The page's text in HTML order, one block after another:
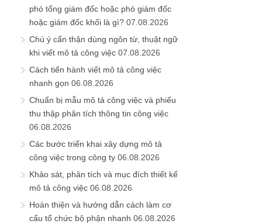
phó tổng giám đốc hoặc phó giám đốc
hoặc giám đốc khối là gì? 07.08.2026
Chú ý cẩn thận dùng ngôn từ, thuật ngữ
khi viết mô tả công việc 07.08.2026
Cách tiến hành viết mô tả công việc
nhanh gọn 06.08.2026
Chuẩn bị mẫu mô tả công việc và phiếu
thu thập phân tích thông tin công việc
06.08.2026
Các bước triển khai xây dựng mô tả
công việc trong công ty 06.08.2026
Khảo sát, phân tích và mục đích thiết kế
mô tả công việc 06.08.2026
Hoàn thiện và hướng dẫn cách làm cơ
cấu tổ chức bộ phận nhanh 06.08.2026